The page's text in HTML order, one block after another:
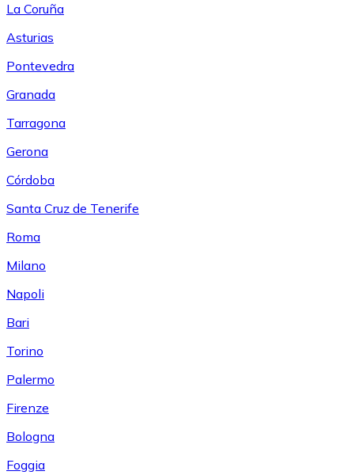
La Coruña
Asturias
Pontevedra
Granada
Tarragona
Gerona
Córdoba
Santa Cruz de Tenerife
Roma
Milano
Napoli
Bari
Torino
Palermo
Firenze
Bologna
Foggia